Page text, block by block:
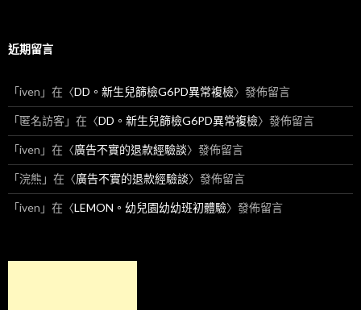
近期留言
「iven 」在〈DD。新生兒篩檢G6PD異常複檢〉發佈留言
「匿名訪客」在〈DD。新生兒篩檢G6PD異常複檢〉發佈留言
「iven 」在〈廣告不實的退款經驗談〉發佈留言
「浣熊 」在〈廣告不實的退款經驗談〉發佈留言
「iven 」在〈LEMON。幼兒園幼幼班初體驗〉發佈留言